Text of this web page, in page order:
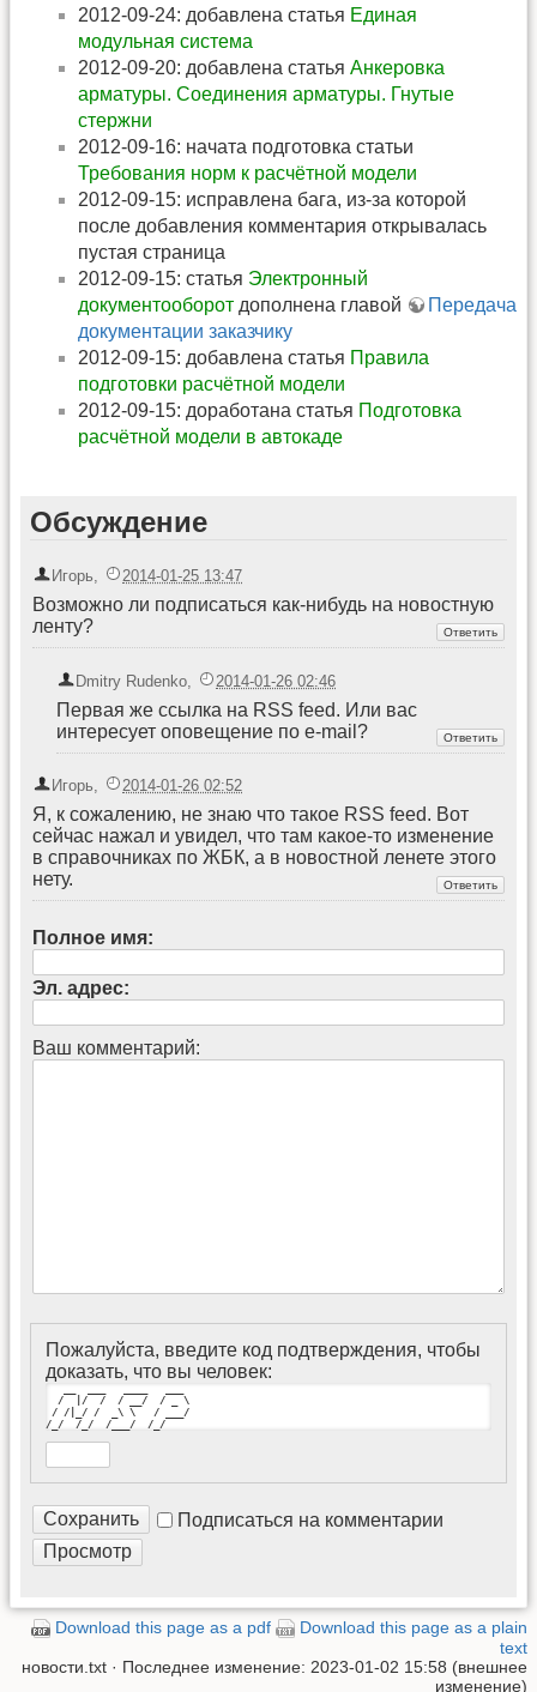
2012-09-24: добавлена статья Единая
модульная система
2012-09-20: добавлена статья Анкеровка
арматуры. Соединения арматуры. Гнутые
стержни
2012-09-16: начата подготовка статьи
Требования норм к расчётной модели
2012-09-15: исправлена бага, из-за которой
после добавления комментария открывалась
пустая страница
2012-09-15: статья Электронный
документооборот дополнена главой
Передача
документации заказчику
2012-09-15: добавлена статья Правила
подготовки расчётной модели
2012-09-15: доработана статья Подготовка
расчётной модели в автокаде
Обсуждение
Игорь, 2014-01-25 13:47
Возможно ли подписаться как-нибудь на новостную
ленту?
Dmitry Rudenko 2014-01-26 02:46
Первая же ссылка на RSS feed. Или вас
интересует оповещение по e-mail?
Игорь 2014-01-26 02:52
Я, к сожалению, не знаю что такое RSS feed. Вот
сейчас нажал и увидел, что там какое-то изменение
в справочниках по ЖБК, а в новостной ленете этого
нету.
Полное имя:
Эл. адрес:
Ваш комментарий:
Пожалуйста, введите код подтверждения, чтобы
доказать, что вы человек:
  /  |/  /  / __/  / _ \
/ /|_/ /  _\ \   / ___/
/_/  /_/  /___/  /_/
Подписаться на комментарии
Download this page as a pdf
Download this page as a plain
text
новости.txt · Последнее изменение: 2023-01-02 15:58 (внешнее
изменение)